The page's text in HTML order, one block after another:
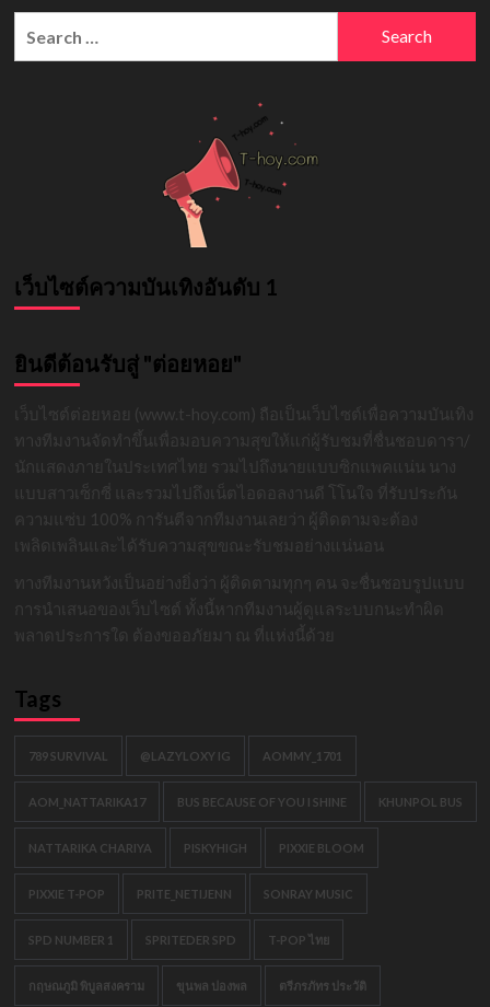
พิมพ์
เว็บไซต์ความบันเทิงอันดับ 1
ยินดีต้อนรับสู่ "ต่อยหอย"
เว็บไซต์ต่อยหอย (www.t-hoy.com) ถือเป็นเว็บไซต์เพื่อความบันเทิง
ทางทีมงานจัดทำขึ้นเพื่อมอบความสุขให้แก่ผู้รับชมที่ชื่นชอบดารา/
นักแสดงภายในประเทศไทย รวมไปถึงนายแบบซิกแพคแน่น นาง
แบบสาวเซ็กซี่ และรวมไปถึงเน็ตไอดอลงานดี โโนใจ ที่รับประกัน
ความแซ่บ 100% การันตีจากทีมงานเลยว่า ผู้ติดตามจะต้อง
เพลิดเพลินและได้รับความสุขขณะรับชมอย่างแน่นอน
ทางทีมงานหวังเป็นอย่างยิ่งว่า ผู้ติดตามทุกๆ คน จะชื่นชอบรูปแบบ
การนำเสนอของเว็บไซต์ ทั้งนี้หากทีมงานผู้ดูแลระบบกนะทำผิด
พลาดประการใด ต้องขออภัยมา ณ ที่แห่งนี้ด้วย
Tags
789 SURVIVAL @LAZYLOXY IG AOMMY_1701
AOM_NATTARIKA17 BUS BECAUSE OF YOU I SHINE KHUNPOL BUS
NATTARIKA CHARIYA PISKYHIGH PIXXIE BLOOM
PIXXIE T-POP PRITE_NETIJENN SONRAY MUSIC
SPD NUMBER 1 SPRITEDER SPD T-POP ไทย
กฤษณภูมิ พิบูลสงคราม ขุนพล ปองพล ตรีภรภัทร ประวัติ